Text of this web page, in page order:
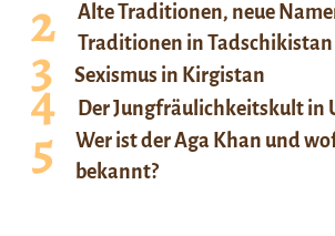
Alte Traditionen, neue
Traditionen in Tadschikistan
Sexismus in Kirgistan
Der Jungfräulichkeitskult in
Wer ist der Aga Khan und
bekannt?